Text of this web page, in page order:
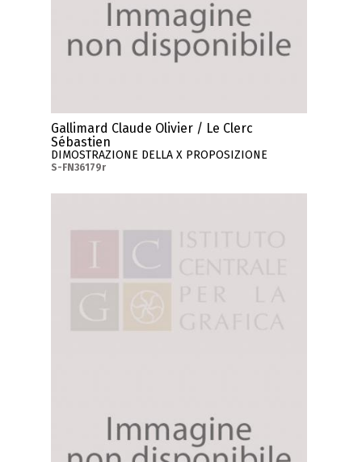
Gallimard Claude Olivier / Le Clerc
Sébastien
DIMOSTRAZIONE DELLA X PROPOSIZIONE
S-FN36179r